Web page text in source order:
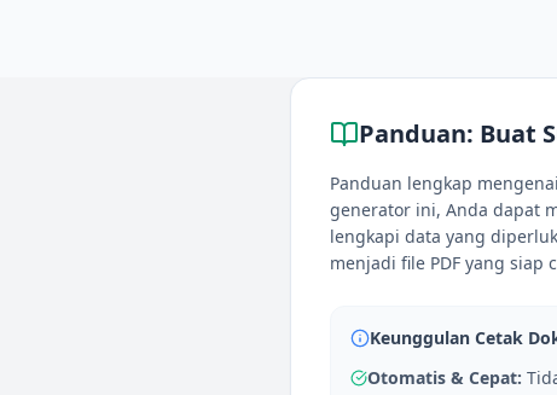
Panduan: Buat
Panduan lengkap
generator ini, Anda dapat
lengkapi data yang
menjadi file PDF yang siap
Keunggulan Cetak
Otomatis & Cepat: